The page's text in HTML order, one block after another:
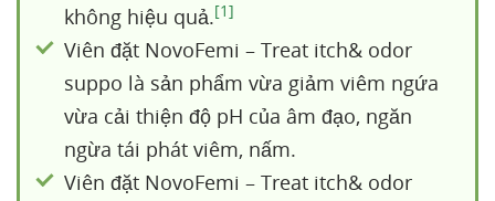
không hiệu quả.[1]
Viên đặt NovoFemi – Treat itch& odor
suppo là sản phẩm vừa giảm viêm ngứa
vừa cải thiện độ pH của âm đạo, ngăn
ngừa tái phát viêm, nấm.
Viên đặt NovoFemi – Treat itch& odor